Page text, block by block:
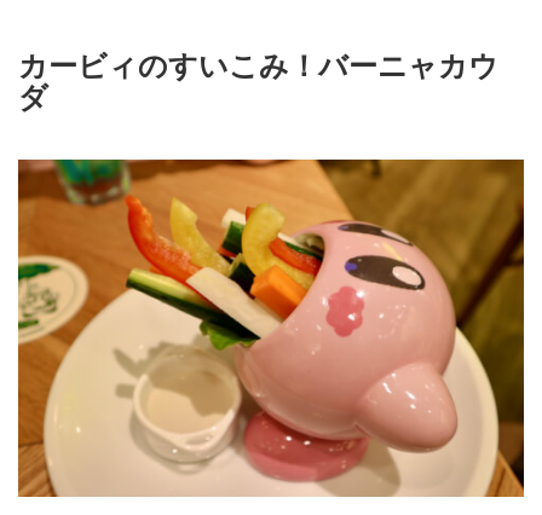
カービィのすいこみ！バーニャカウ
ダ